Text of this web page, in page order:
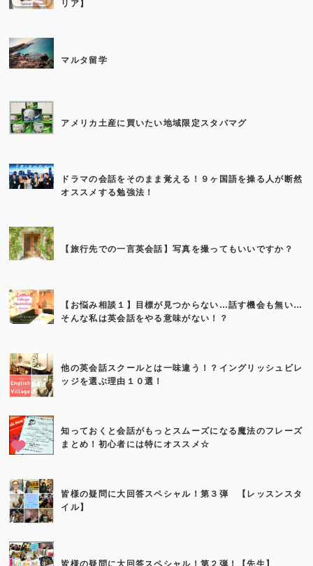
リア】
マルタ留学
アメリカ土産に買いたい地域限定スタバマグ
ドラマの会話をそのまま覚える！９ヶ国語を操る人が断然
オススメする勉強法！
【旅行先での一言英会話】写真を撮ってもいいですか？
【お悩み相談１】目標が見つからない…話す機会も無い…
そんな私は英会話をやる意味がない！？
他の英会話スクールとは一味違う！？イングリッシュビレ
ッジを選ぶ理由１０選！
知っておくと会話がもっとスムーズになる魔法のフレーズ
まとめ！初心者には特にオススメ☆
皆様の疑問に大回答スペシャル！第３弾 【レッスンスタ
イル】
皆様の疑問に大回答スペシャル！第２弾！【先生】